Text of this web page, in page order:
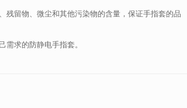
残留物、微尘和其他污染物的含量，保证手指套的品
求的防静电手指套。